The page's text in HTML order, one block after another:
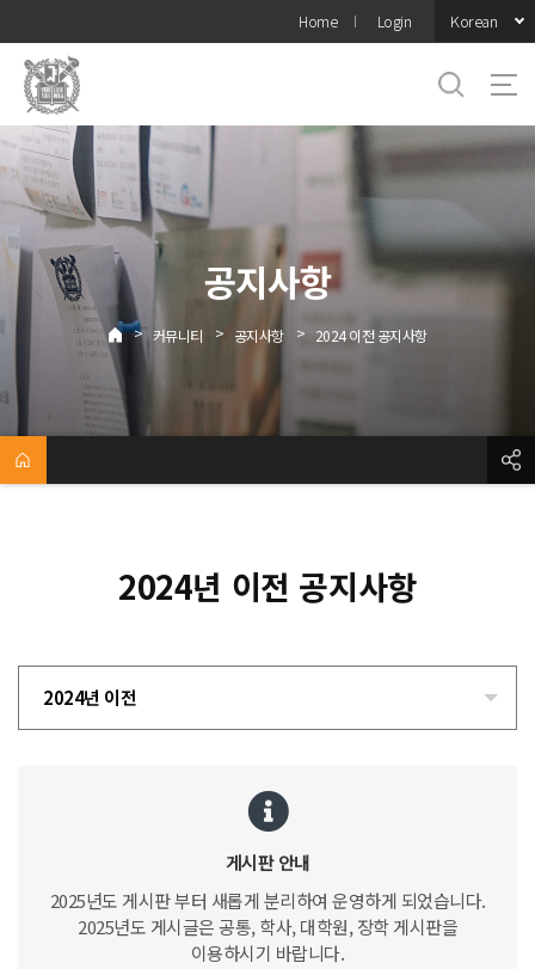
메뉴
Home Login Korean
공지사항
> 커뮤니티 > 공지사항 > 2024 이전 공지사항
2024년 이전 공지사항
2024년 이전
게시판 안내
2025년도 게시판 부터 새롭게 분리하여 운영하게 되었습니다.
2025년도 게시글은 공통, 학사, 대학원, 장학 게시판을
이용하시기 바랍니다.